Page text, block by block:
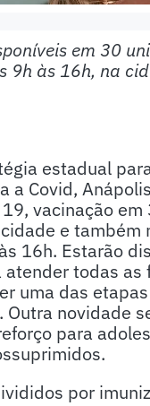
em 30
9h às 16h, na
estadual
a Covid,
vacinação em
e também
16h. Estarão
todas as
uma das
Outra novidade
para
por